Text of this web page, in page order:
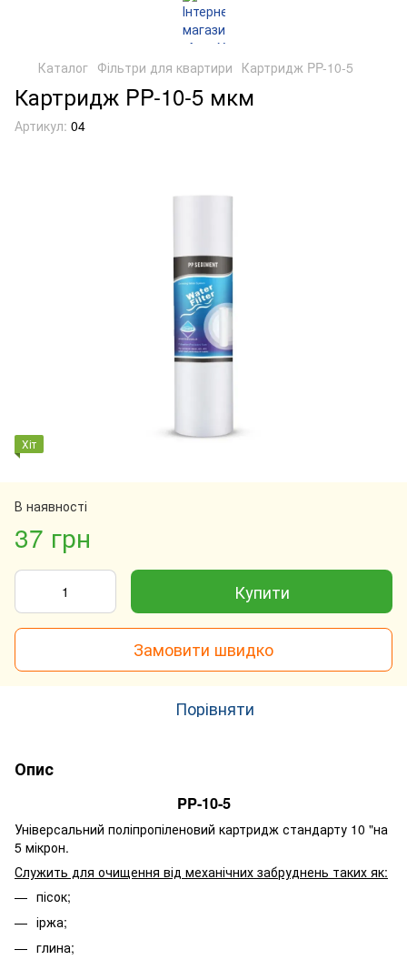
Каталог Фільтри для квартири Картридж PP-10-5
Картридж PP-10-5 мкм
Артикул: 04
Хіт
В наявності
37 грн
Купити
Замовити швидко
Порівняти
Опис
PP-10-5
Універсальний поліпропіленовий картридж стандарту 10 "на
5 мікрон.
Служить для очищення від механічних забруднень таких як:
пісок;
іржа;
глина;